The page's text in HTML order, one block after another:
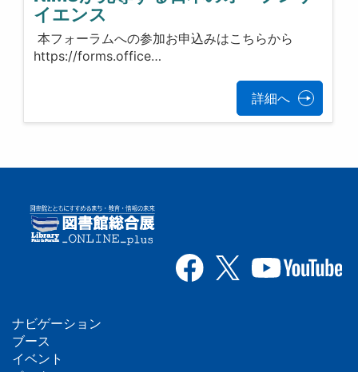
イエンス
本フォーラムへの参加お申込みはこちらから
https://forms.office…
詳細へ
フ
ナビゲーション
ブース
イベント